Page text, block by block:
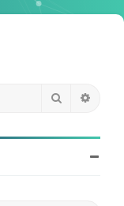
Rechercher